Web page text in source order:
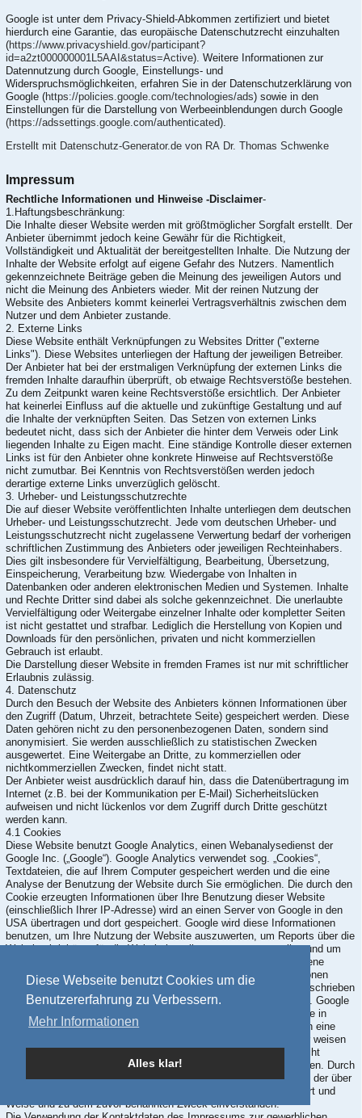
Diese Webseite benutzt Cookies um die
Benutzererfahrung zu Verbessern.
Mehr Informationen
Alles klar!
Google ist unter dem Privacy-Shield-Abkommen zertifiziert und bietet
hierdurch eine Garantie, das europäische Datenschutzrecht einzuhalten
(https://www.privacyshield.gov/participant?
id=a2zt000000001L5AAI&status=Active). Weitere Informationen zur
Datennutzung durch Google, Einstellungs- und
Widerspruchsmöglichkeiten, erfahren Sie in der Datenschutzerklärung von
Google (https://policies.google.com/technologies/ads) sowie in den
Einstellungen für die Darstellung von Werbeeinblendungen durch Google
(https://adssettings.google.com/authenticated).
Erstellt mit Datenschutz-Generator.de von RA Dr. Thomas Schwenke
Impressum
Rechtliche Informationen und Hinweise -Disclaimer-
1.Haftungsbeschränkung:
Die Inhalte dieser Website werden mit größtmöglicher Sorgfalt erstellt. Der
Anbieter übernimmt jedoch keine Gewähr für die Richtigkeit,
Vollständigkeit und Aktualität der bereitgestellten Inhalte. Die Nutzung der
Inhalte der Website erfolgt auf eigene Gefahr des Nutzers. Namentlich
gekennzeichnete Beiträge geben die Meinung des jeweiligen Autors und
nicht die Meinung des Anbieters wieder. Mit der reinen Nutzung der
Website des Anbieters kommt keinerlei Vertragsverhältnis zwischen dem
Nutzer und dem Anbieter zustande.
2. Externe Links
Diese Website enthält Verknüpfungen zu Websites Dritter ("externe
Links"). Diese Websites unterliegen der Haftung der jeweiligen Betreiber.
Der Anbieter hat bei der erstmaligen Verknüpfung der externen Links die
fremden Inhalte daraufhin überprüft, ob etwaige Rechtsverstöße bestehen.
Zu dem Zeitpunkt waren keine Rechtsverstöße ersichtlich. Der Anbieter
hat keinerlei Einfluss auf die aktuelle und zukünftige Gestaltung und auf
die Inhalte der verknüpften Seiten. Das Setzen von externen Links
bedeutet nicht, dass sich der Anbieter die hinter dem Verweis oder Link
liegenden Inhalte zu Eigen macht. Eine ständige Kontrolle dieser externen
Links ist für den Anbieter ohne konkrete Hinweise auf Rechtsverstöße
nicht zumutbar. Bei Kenntnis von Rechtsverstößen werden jedoch
derartige externe Links unverzüglich gelöscht.
3. Urheber- und Leistungsschutzrechte
Die auf dieser Website veröffentlichten Inhalte unterliegen dem deutschen
Urheber- und Leistungsschutzrecht. Jede vom deutschen Urheber- und
Leistungsschutzrecht nicht zugelassene Verwertung bedarf der vorherigen
schriftlichen Zustimmung des Anbieters oder jeweiligen Rechteinhabers.
Dies gilt insbesondere für Vervielfältigung, Bearbeitung, Übersetzung,
Einspeicherung, Verarbeitung bzw. Wiedergabe von Inhalten in
Datenbanken oder anderen elektronischen Medien und Systemen. Inhalte
und Rechte Dritter sind dabei als solche gekennzeichnet. Die unerlaubte
Vervielfältigung oder Weitergabe einzelner Inhalte oder kompletter Seiten
ist nicht gestattet und strafbar. Lediglich die Herstellung von Kopien und
Downloads für den persönlichen, privaten und nicht kommerziellen
Gebrauch ist erlaubt.
Die Darstellung dieser Website in fremden Frames ist nur mit schriftlicher
Erlaubnis zulässig.
4. Datenschutz
Durch den Besuch der Website des Anbieters können Informationen über
den Zugriff (Datum, Uhrzeit, betrachtete Seite) gespeichert werden. Diese
Daten gehören nicht zu den personenbezogenen Daten, sondern sind
anonymisiert. Sie werden ausschließlich zu statistischen Zwecken
ausgewertet. Eine Weitergabe an Dritte, zu kommerziellen oder
nichtkommerziellen Zwecken, findet nicht statt.
Der Anbieter weist ausdrücklich darauf hin, dass die Datenübertragung im
Internet (z.B. bei der Kommunikation per E-Mail) Sicherheitslücken
aufweisen und nicht lückenlos vor dem Zugriff durch Dritte geschützt
werden kann.
4.1 Cookies
Diese Website benutzt Google Analytics, einen Webanalysedienst der
Google Inc. („Google“). Google Analytics verwendet sog. „Cookies“,
Textdateien, die auf Ihrem Computer gespeichert werden und die eine
Analyse der Benutzung der Website durch Sie ermöglichen. Die durch den
Cookie erzeugten Informationen über Ihre Benutzung dieser Website
(einschließlich Ihrer IP-Adresse) wird an einen Server von Google in den
USA übertragen und dort gespeichert. Google wird diese Informationen
benutzen, um Ihre Nutzung der Website auszuwerten, um Reports über die
Websiteaktivitäten für die Websitebetreiber zusammenzustellen und um
weitere mit der Websitenutzung und der Internetnutzung verbundene
Dienstleistungen zu erbringen. Auch wird Google diese Informationen
gegebenenfalls an Dritte übertragen, sofern dies gesetzlich vorgeschrieben
oder soweit Dritte diese Daten im Auftrag von Google verarbeiten. Google
wird in keinem Fall Ihre IP-Adresse mit anderen Daten von Google in
Verbindung bringen. Sie können die Installation der Cookies durch eine
entsprechende Einstellung Ihrer Browser Software verhindern; wir weisen
Sie jedoch darauf hin, dass Sie in diesem Fall gegebenenfalls nicht
sämtliche Funktionen dieser Website vollumfänglich nutzen können. Durch
die Nutzung dieser Website erklären Sie sich mit der Bearbeitung der über
Sie erhobenen Daten durch Google in der zuvor beschriebenen Art und
Weise und zu dem zuvor benannten Zweck einverstanden.